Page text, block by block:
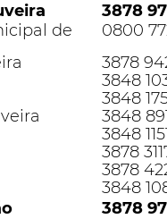
3878
de
0800
3878
3848
3848
3848
3848
3878
3878
3848
3878